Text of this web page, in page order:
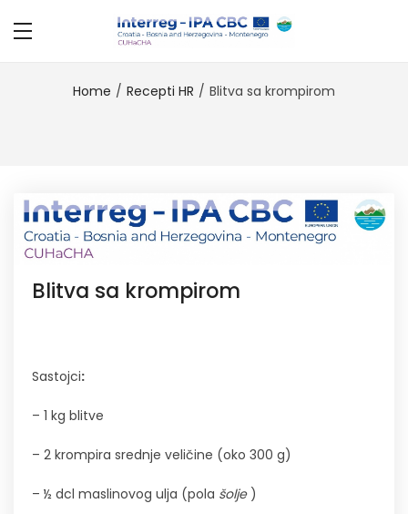
Home Recepti HR Blitva sa krompirom
Blitva sa krompirom
Sastojci:
– 1 kg blitve
– 2 krompira srednje veličine (oko 300 g)
– ½ dcl maslinovog ulja (pola šolje)